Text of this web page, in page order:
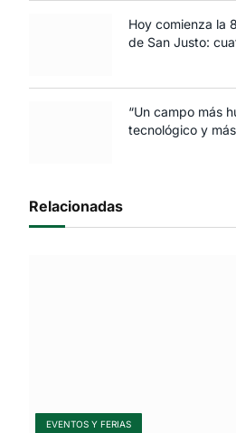
Hoy comienza la
de San Justo:
“Un campo más
tecnológico y
Relacionadas
EVENTOS Y FERIAS